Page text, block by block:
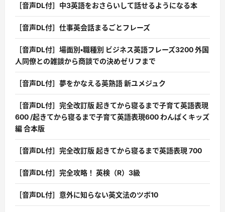
［音声DL付］中3英語をおさらいして話せるようになる本
［音声DL付］仕事英会話まるごとフレーズ
［音声DL付］場面別・職種別 ビジネス英語フレーズ3200 外国
人同僚との雑談から商談での決めゼリフまで
［音声DL付］夢をかなえる英熟語 新ユメジュク
［音声DL付］完全改訂版 起きてから寝るまで子育て英語表現
600 /起きてから寝るまで子育て英語表現600 わんぱくキッズ
編 合本版
［音声DL付］完全改訂版 起きてから寝るまで英語表現 700
［音声DL付］完全攻略！ 英検（R）3級
［音声DL付］意外に知らない英文法のツボ10